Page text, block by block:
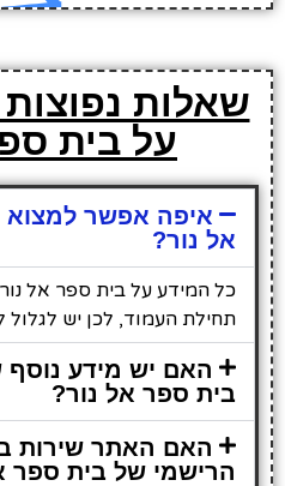
שאלות נפוצות
על בית
איפה אפשר למצוא
אל נור?
כל המידע על בית ספר אל
תחילת העמוד, לכן יש לגלול
האם יש מידע נוסף
בית ספר אל נור?
האם האתר שירות
הרישמי של בית ספר